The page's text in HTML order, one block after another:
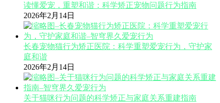
读懂爱宠，重塑和谐：科学矫正宠物问题行为指南
2026年2月14日
长春宠物猫行为矫正医院：科学重塑爱宠行为，守护家
庭和谐
2026年2月14日
关于猫咪行为问题的科学矫正与家庭关系重建指南